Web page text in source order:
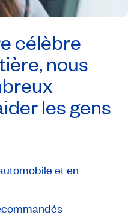
célèbre
nous
les gens
et en